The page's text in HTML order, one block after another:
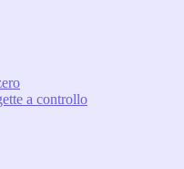
a controllo